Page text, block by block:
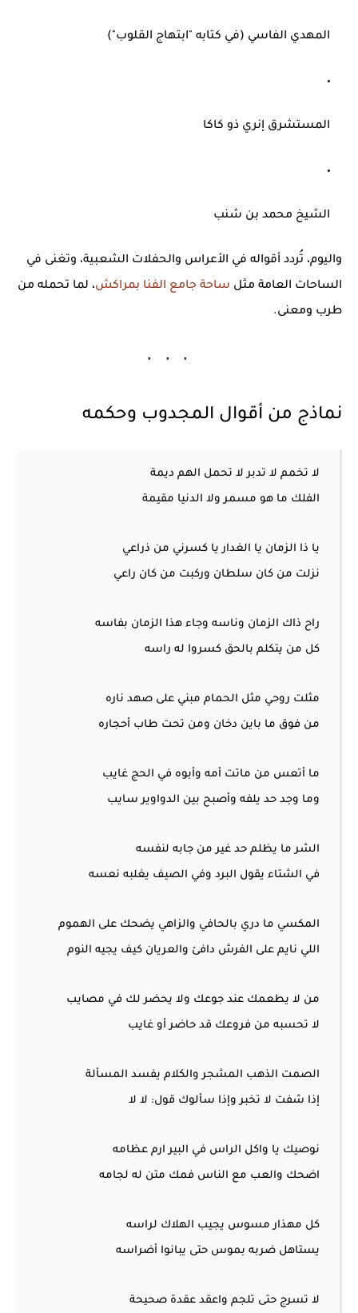
المهدي الفاسي (في كتابه "ابتهاج القلوب")
المستشرق إنري ذو كاكا
الشيخ محمد بن شنب
واليوم، تُردد أقواله في الأعراس والحفلات الشعبية، وتغنى في
الساحات العامة مثل ساحة جامع الفنا بمراكش، لما تحمله من
طرب ومعنى.
نماذج من أقوال المجدوب وحكمه
لا تخمم لا تدبر لا تحمل الهم ديمة
الفلك ما هو مسمر ولا الدنيا مقيمة
يا ذا الزمان يا الغدار يا كسرني من ذراعي
نزلت من كان سلطان وركبت من كان راعي
راح ذاك الزمان وناسه وجاء هذا الزمان بفاسه
كل من يتكلم بالحق كسروا له راسه
مثلت روحي مثل الحمام مبني على صهد ناره
من فوق ما باين دخان ومن تحت طاب أحجاره
ما أتعس من ماتت أمه وأبوه في الحج غايب
وما وجد حد يلفه وأصبح بين الدواوير سايب
الشر ما يظلم حد غير من جابه لنفسه
في الشتاء يقول البرد وفي الصيف يغلبه نعسه
المكسي ما دري بالحافي والزاهي يضحك على الهموم
اللي نايم على الفرش دافئ والعريان كيف يجيه النوم
من لا يطعمك عند جوعك ولا يحضر لك في مصايب
لا تحسبه من فروعك قد حاضر أو غايب
الصمت الذهب المشجر والكلام يفسد المسألة
إذا شفت لا تخبر وإذا سألوك قول: لا لا
نوصيك يا واكل الراس في البير ارم عظامه
اضحك والعب مع الناس فمك متن له لجامه
كل مهذار مسوس يجيب الهلاك لراسه
يستاهل ضربه بموس حتى يبانوا أضراسه
لا تسرج حتى تلجم واعقد عقدة صحيحة